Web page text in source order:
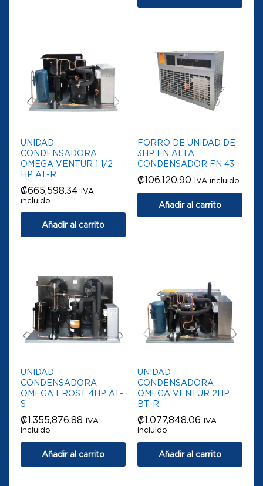
UNIDAD
CONDENSADORA
OMEGA VENTUR 1 1/2
HP AT-R
₡665,598.34 IVA
incluido
Añadir al carrito
FORRO DE UNIDAD DE
3HP EN ALTA
CONDENSADOR FN 43
₡106,120.90 IVA incluido
Añadir al carrito
UNIDAD
CONDENSADORA
OMEGA FROST 4HP AT-
S
₡1,355,876.88 IVA
incluido
Añadir al carrito
UNIDAD
CONDENSADORA
OMEGA VENTUR 2HP
BT-R
₡1,077,848.06 IVA
incluido
Añadir al carrito